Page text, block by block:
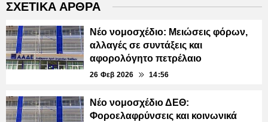
ΣΧΕΤΙΚΑ ΑΡΘΡΑ
Νέο νομοσχέδιο: Μειώσεις φόρων,
αλλαγές σε συντάξεις και
αφορολόγητο πετρέλαιο
26 Φεβ 2026 14:56
Νέο νομοσχέδιο ΔΕΘ:
Φοροελαφρύνσεις και κοινωνικά